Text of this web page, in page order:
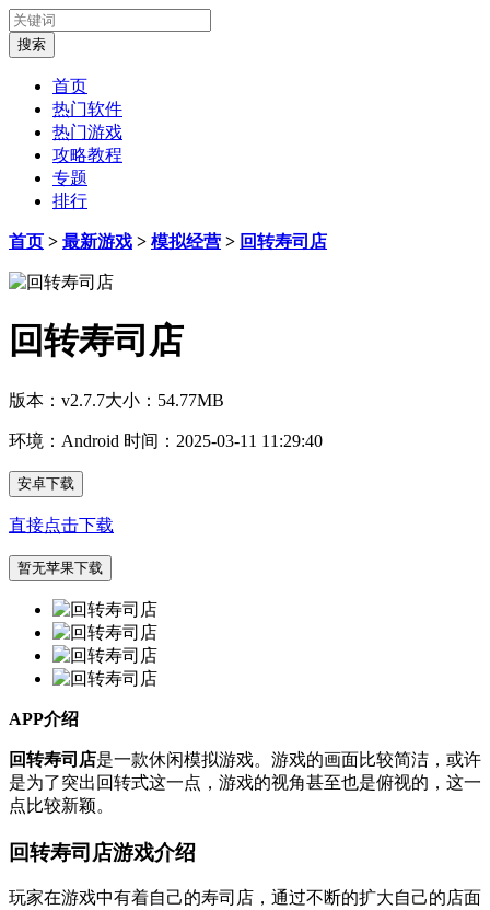
首页
热门软件
热门游戏
攻略教程
专题
排行
首页 > 最新游戏 > 模拟经营 > 回转寿司店
回转寿司店
版本：v2.7.7大小：54.77MB
环境：Android 时间：2025-03-11 11:29:40
安卓下载
直接点击下载
暂无苹果下载
APP介绍
回转寿司店是一款休闲模拟游戏。游戏的画面比较简洁，或许
是为了突出回转式这一点，游戏的视角甚至也是俯视的，这一
点比较新颖。
回转寿司店游戏介绍
玩家在游戏中有着自己的寿司店，通过不断的扩大自己的店面